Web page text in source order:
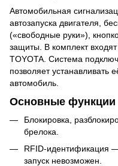
Автомобильная
автозапуска двигателя,
(«свободные руки»),
защиты. В комплект
TOYOTA. Система
позволяет устанавливать
автомобиль.
Основные функции
Блокировка,
брелока.
RFID-идентификация
запуск невозможен.